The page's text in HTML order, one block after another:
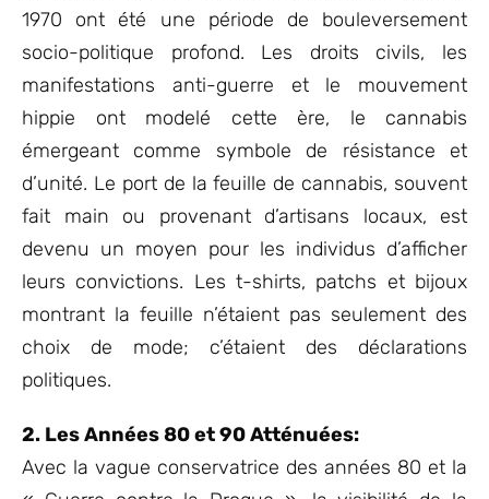
1970 ont été une période de bouleversement
socio-politique profond. Les droits civils, les
manifestations anti-guerre et le mouvement
hippie ont modelé cette ère, le cannabis
émergeant comme symbole de résistance et
d’unité. Le port de la feuille de cannabis, souvent
fait main ou provenant d’artisans locaux, est
devenu un moyen pour les individus d’afficher
leurs convictions. Les t-shirts, patchs et bijoux
montrant la feuille n’étaient pas seulement des
choix de mode; c’étaient des déclarations
politiques.
2. Les Années 80 et 90 Atténuées:
Avec la vague conservatrice des années 80 et la